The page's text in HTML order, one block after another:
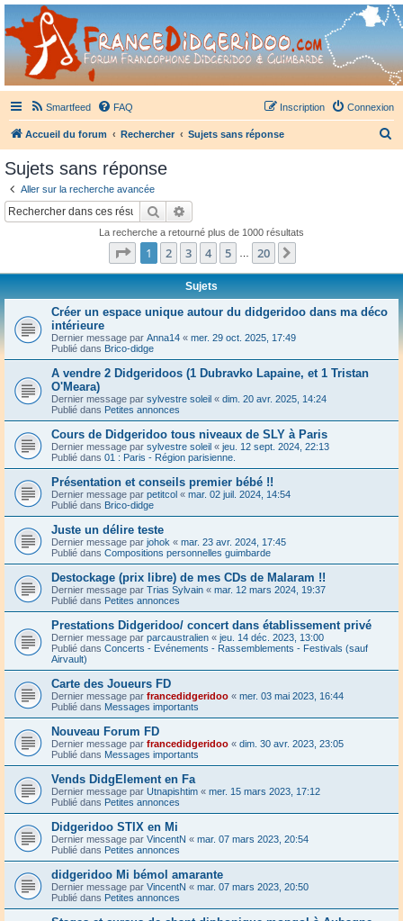
France Didgeridoo
Didgeridoo et Guimbarde sur France Didgeridoo - retrouvez la communauté.
Smartfeed FAQ Connexion
Inscription
Accueil du forum Rechercher Sujets sans réponse
Sujets sans réponse
Aller sur la recherche avancée
Rechercher
La recherche a retourné plus de 1000 résultats
Page 1sur20
1 2 3 4 5 20
Sujets
Créer un espace unique autour du didgeridoo dans ma déco
intérieure
Dernier message par Anna14 « mer. 29 oct. 2025, 17:49
Publié dans Brico-didge
A vendre 2 Didgeridoos (1 Dubravko Lapaine, et 1 Tristan
O'Meara)
Dernier message par sylvestre soleil « dim. 20 avr. 2025, 14:24
Publié dans Petites annonces
Cours de Didgeridoo tous niveaux de SLY à Paris
Dernier message par sylvestre soleil « jeu. 12 sept. 2024, 22:13
Publié dans 01 : Paris - Région parisienne.
Présentation et conseils premier bébé !!
Dernier message par petitcol « mar. 02 juil. 2024, 14:54
Publié dans Brico-didge
Juste un délire teste
Dernier message par johok « mar. 23 avr. 2024, 17:45
Publié dans Compositions personnelles guimbarde
Destockage (prix libre) de mes CDs de Malaram !!
Dernier message par Trias Sylvain « mar. 12 mars 2024, 19:37
Publié dans Petites annonces
Prestations Didgeridoo/ concert dans établissement privé
Dernier message par parcaustralien « jeu. 14 déc. 2023, 13:00
Publié dans Concerts - Evénements - Rassemblements - Festivals (sauf
Airvault)
Carte des Joueurs FD
Dernier message par francedidgeridoo « mer. 03 mai 2023, 16:44
Publié dans Messages importants
Nouveau Forum FD
Dernier message par francedidgeridoo « dim. 30 avr. 2023, 23:05
Publié dans Messages importants
Vends DidgElement en Fa
Dernier message par Utnapishtim « mer. 15 mars 2023, 17:12
Publié dans Petites annonces
Didgeridoo STIX en Mi
Dernier message par VincentN « mar. 07 mars 2023, 20:54
Publié dans Petites annonces
didgeridoo Mi bémol amarante
Dernier message par VincentN « mar. 07 mars 2023, 20:50
Publié dans Petites annonces